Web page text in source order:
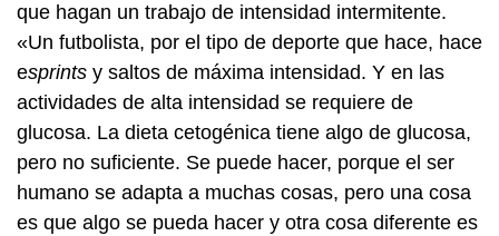
que hagan un trabajo de intensidad intermitente.
«Un futbolista, por el tipo de deporte que hace, hace
esprints y saltos de máxima intensidad. Y en las
actividades de alta intensidad se requiere de
glucosa. La dieta cetogénica tiene algo de glucosa,
pero no suficiente. Se puede hacer, porque el ser
humano se adapta a muchas cosas, pero una cosa
es que algo se pueda hacer y otra cosa diferente es